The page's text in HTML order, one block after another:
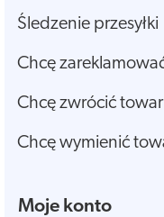
Śledzenie przesyłki
Chcę
Chcę zwrócić towar
Chcę wymienić
Moje konto